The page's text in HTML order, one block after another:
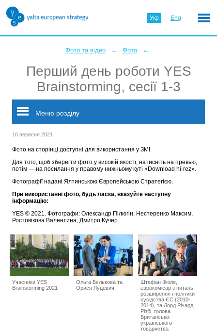
Укр Eng
Фото та відео ← Фото ←
Перший день роботи YES
Brainstorming, сесії 1-3
Меню розділу
10 вересня 2021
Фото на сторінці доступні для використання у ЗМІ.
Для того, щоб зберегти фото у високій якості, натисніть на превью,
потім — на посилання у правому нижньому куті «Download hi-rez».
Фотографії надані Ялтинською Європейською Стратегією.
При використанні фото, будь ласка, вказуйте наступну
інформацію:
YES © 2021. Фотографи: Олександр Пілюгін, Нестеренко Максим,
Ростовікова Валентина, Дмитро Кучер
Учасники YES
Brainstorming 2021
Ольга Бєлькова та
Орися Луцевич
Штефан Фюле,
єврокомісар з питань
розширення і політики
сусідства ЄС (2010-
2014), та Лорд Річард
Різбі, голова
Британсько-
українського
товариства